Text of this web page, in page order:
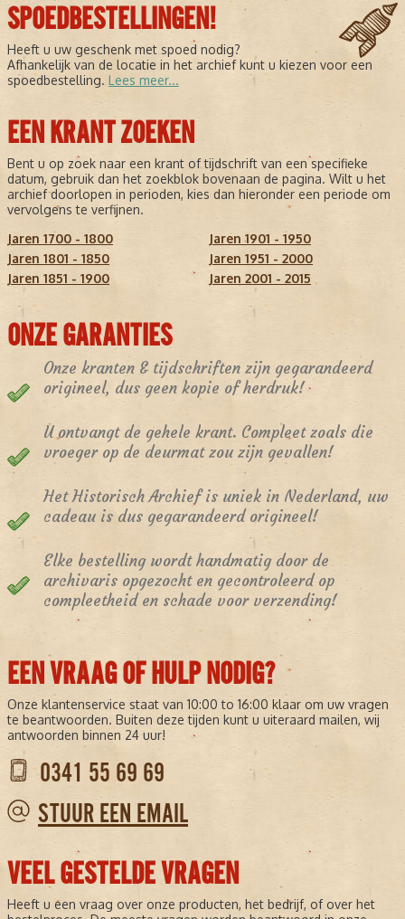
SPOEDBESTELLINGEN!
Heeft u uw geschenk met spoed nodig?
Afhankelijk van de locatie in het archief kunt u kiezen voor een
spoedbestelling. Lees meer...
EEN KRANT ZOEKEN
Bent u op zoek naar een krant of tijdschrift van een specifieke
datum, gebruik dan het zoekblok bovenaan de pagina. Wilt u het
archief doorlopen in perioden, kies dan hieronder een periode om
vervolgens te verfijnen.
Jaren 1700 - 1800
Jaren 1801 - 1850
Jaren 1851 - 1900
Jaren 1901 - 1950
Jaren 1951 - 2000
Jaren 2001 - 2015
ONZE GARANTIES
Onze kranten & tijdschriften zijn gegarandeerd
origineel, dus geen kopie of herdruk!
U ontvangt de gehele krant. Compleet zoals die
vroeger op de deurmat zou zijn gevallen!
Het Historisch Archief is uniek in Nederland, uw
cadeau is dus gegarandeerd origineel!
Elke bestelling wordt handmatig door de
archivaris opgezocht en gecontroleerd op
compleetheid en schade voor verzending!
EEN VRAAG OF HULP NODIG?
Onze klantenservice staat van 10:00 to 16:00 klaar om uw vragen
te beantwoorden. Buiten deze tijden kunt u uiteraard mailen, wij
antwoorden binnen 24 uur!
0341 55 69 69
STUUR EEN EMAIL
VEEL GESTELDE VRAGEN
Heeft u een vraag over onze producten, het bedrijf, of over het